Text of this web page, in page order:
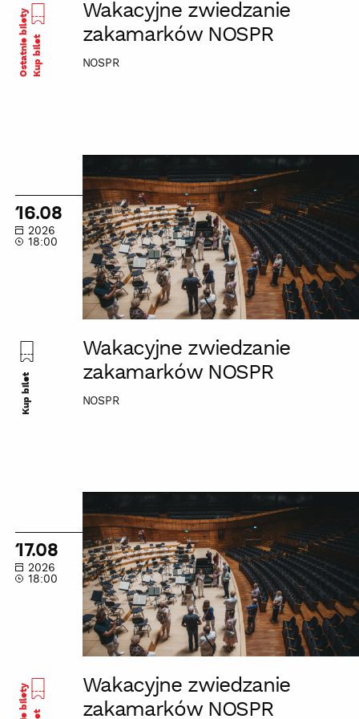
Wakacyjne zwiedzanie
zakamarków NOSPR
NOSPR
Ostatnie biletyKup bilet
zwiedzanie
zakamarków
NOSPR
16.08
2026
18:00
Wakacyjne zwiedzanie
zakamarków NOSPR
NOSPR
Kup bilet
zwiedzanie
zakamarków
NOSPR
17.08
2026
18:00
Wakacyjne zwiedzanie
zakamarków NOSPR